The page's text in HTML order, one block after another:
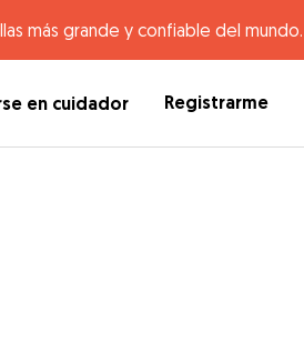
más grande y confiable del mundo.
en cuidador Registrarme